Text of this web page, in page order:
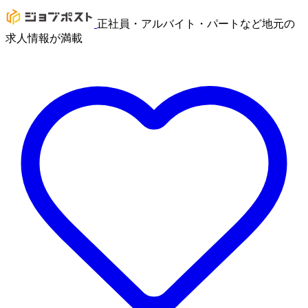
正社員・アルバイト・パートなど地元の
求人情報が満載